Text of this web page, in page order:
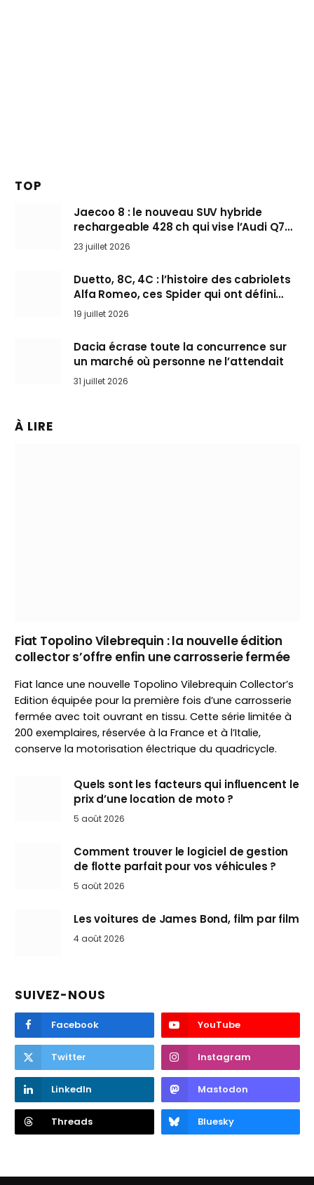
TOP
Jaecoo 8 : le nouveau SUV hybride
rechargeable 428 ch qui vise l’Audi Q7
arrive en Europe cet automne
23 juillet 2026
Duetto, 8C, 4C : l’histoire des cabriolets
Alfa Romeo, ces Spider qui ont défini
l’art de rouler cheveux au vent
19 juillet 2026
Dacia écrase toute la concurrence sur
un marché où personne ne l’attendait
31 juillet 2026
À LIRE
Fiat Topolino Vilebrequin : la nouvelle édition
collector s’offre enfin une carrosserie fermée
Fiat lance une nouvelle Topolino Vilebrequin Collector’s
Edition équipée pour la première fois d’une carrosserie
fermée avec toit ouvrant en tissu. Cette série limitée à
200 exemplaires, réservée à la France et à l’Italie,
conserve la motorisation électrique du quadricycle.
Quels sont les facteurs qui influencent le
prix d’une location de moto ?
5 août 2026
Comment trouver le logiciel de gestion
de flotte parfait pour vos véhicules ?
5 août 2026
Les voitures de James Bond, film par film
4 août 2026
SUIVEZ-NOUS
Facebook YouTube
Twitter Instagram
LinkedIn Mastodon
Threads Bluesky